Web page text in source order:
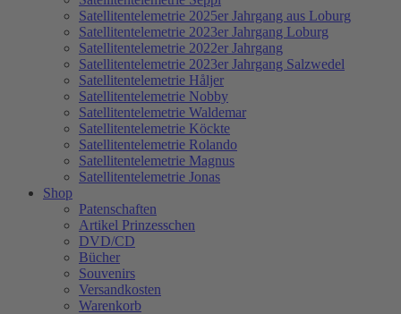
Satellitentelemetrie 2025er Jahrgang aus Loburg
Satellitentelemetrie 2023er Jahrgang Loburg
Satellitentelemetrie 2022er Jahrgang
Satellitentelemetrie 2023er Jahrgang Salzwedel
Satellitentelemetrie Håljer
Satellitentelemetrie Nobby
Satellitentelemetrie Waldemar
Satellitentelemetrie Köckte
Satellitentelemetrie Rolando
Satellitentelemetrie Magnus
Satellitentelemetrie Jonas
Shop
Patenschaften
Artikel Prinzesschen
DVD/CD
Bücher
Souvenirs
Versandkosten
Warenkorb